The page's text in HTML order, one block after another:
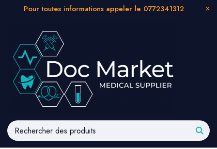
Pour toutes informations appeler le 0772341312